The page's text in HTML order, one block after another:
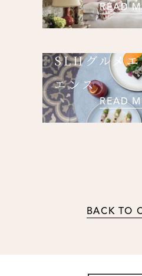
READ
SLHグルメエ
エンス
READ
BACK TO